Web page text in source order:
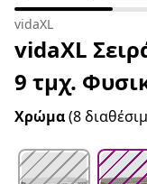
vidaXL
vidaXL
9 τμχ.
Χρώμα(8